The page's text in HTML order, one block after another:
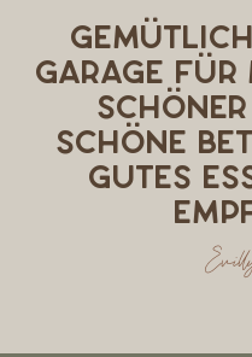
GARAGE FÜR
SCHÖNE
GUTES